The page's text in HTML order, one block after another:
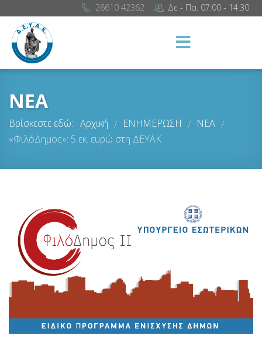
26610 42362 Δε - Πα. 07:00 - 14:30
ΝΕΑ
Βρίσκεστε εδώ: Αρχική / ΕΝΗΜΕΡΩΣΗ / ΝΕΑ /
«ΦιλόΔημος»: 5 εκ. ευρώ στη ΔΕΥΑΚ